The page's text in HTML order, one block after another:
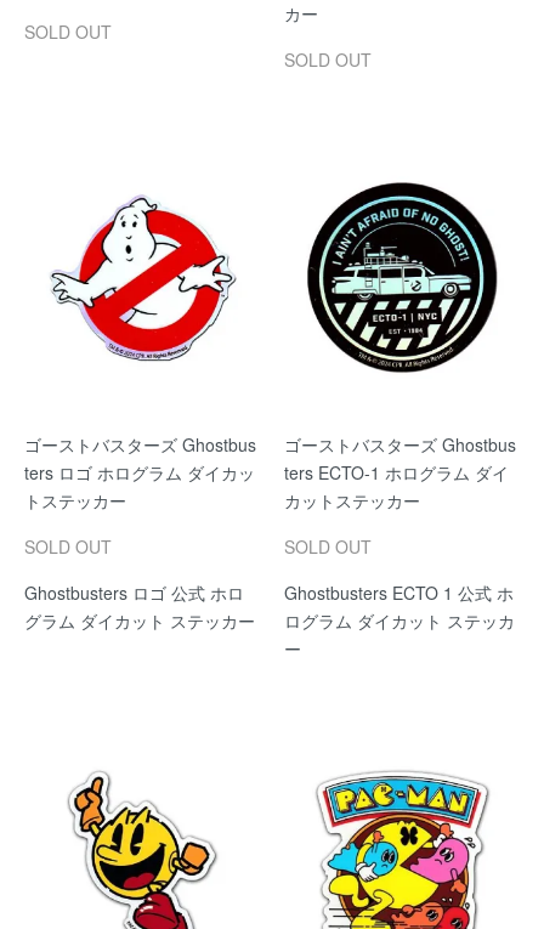
SOLD OUT
カー
SOLD OUT
ゴーストバスターズ Ghostbus
ters ロゴ ホログラム ダイカッ
トステッカー
SOLD OUT
Ghostbusters ロゴ 公式 ホロ
グラム ダイカット ステッカー
ゴーストバスターズ Ghostbus
ters ECTO-1 ホログラム ダイ
カットステッカー
SOLD OUT
Ghostbusters ECTO 1 公式 ホ
ログラム ダイカット ステッカ
ー